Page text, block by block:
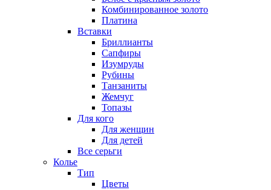
Комбинированное золото
Платина
Вставки
Бриллианты
Сапфиры
Изумруды
Рубины
Танзаниты
Жемчуг
Топазы
Для кого
Для женщин
Для детей
Все серьги
Колье
Тип
Цветы